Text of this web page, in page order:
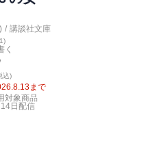
/ 講談社文庫
)
く
込)
まで
対象商品
日 配信